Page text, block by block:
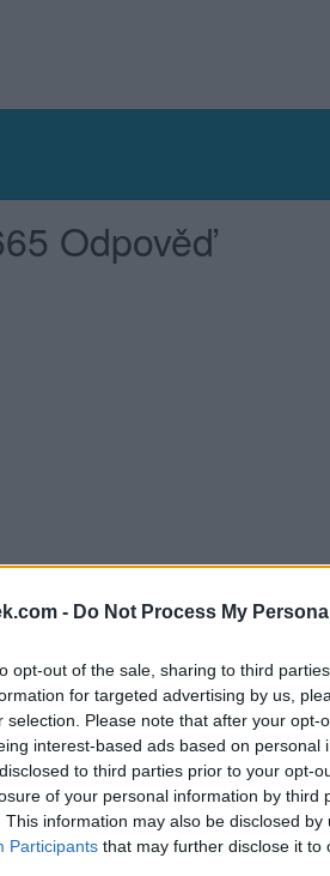
- Do Not Process My
opt-out of the sale, sharing to third
for targeted advertising by us,
selection. Please note that after your opt-
interest-based ads based on personal
to third parties prior to your opt-
of your personal information by third
This information may also be disclosed
Participants that may further disclose it to
Odpověď